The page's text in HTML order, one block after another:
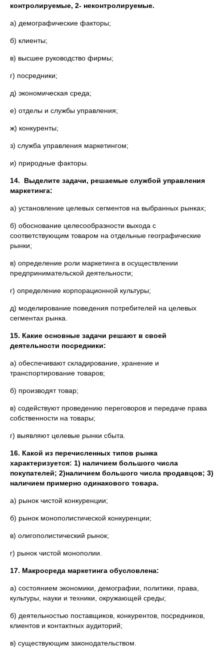
контролируемые, 2- неконтролируемые.
а) демографические факторы;
б) клиенты;
в) высшее руководство фирмы;
г) посредники;
д) экономическая среда;
е) отделы и службы управления;
ж) конкуренты;
з) служба управления маркетингом;
и) природные факторы.
14. Выделите задачи, решаемые службой управления
маркетинга:
а) установление целевых сегментов на выбранных рынках;
б) обоснование целесообразности выхода с
соответствующим товаром на отдельные географические
рынки;
в) определение роли маркетинга в осуществлении
предпринимательской деятельности;
г) определение корпорационной культуры;
д) моделирование поведения потребителей на целевых
сегментах рынка.
15. Какие основные задачи решают в своей
деятельности посредники:
а) обеспечивают складирование, хранение и
транспортирование товаров;
б) производят товар;
в) содействуют проведению переговоров и передаче права
собственности на товары;
г) выявляют целевые рынки сбыта.
16. Какой из перечисленных типов рынка
характеризуется: 1) наличием большого числа
покупателей; 2)наличием большого числа продавцов; 3)
наличием примерно одинакового товара.
а) рынок чистой конкуренции;
б) рынок монополистической конкуренции;
в) олигополистический рынок;
г) рынок чистой монополии.
17. Макросреда маркетинга обусловлена:
а) состоянием экономики, демографии, политики, права,
культуры, науки и техники, окружающей среды;
б) деятельностью поставщиков, конкурентов, посредников,
клиентов и контактных аудиторий;
в) существующим законодательством.